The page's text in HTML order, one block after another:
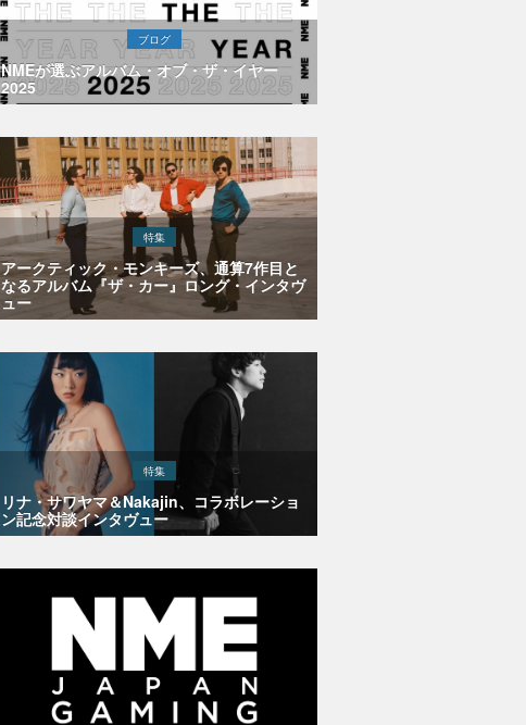
ブログ
NMEが選ぶアルバム・オブ・ザ・イヤー
2025
特集
アークティック・モンキーズ、通算7作目と
なるアルバム『ザ・カー』ロング・インタヴ
ュー
特集
リナ・サワヤマ＆Nakajin、コラボレーショ
ン記念対談インタヴュー